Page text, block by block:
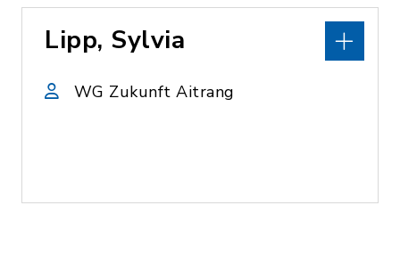
Lipp, Sylvia
WG Zukunft Aitrang